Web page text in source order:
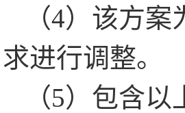
（4）该方案
求进行调整。
（5）包含以